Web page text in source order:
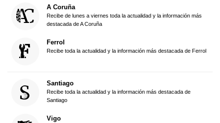
A Coruña
Recibe de lunes a viernes toda la actualidad y la información más
destacada de A Coruña
Ferrol
Recibe toda la actualidad y la información más destacada de Ferrol
Santiago
Recibe toda la actualidad y la información más destacada de
Santiago
Vigo